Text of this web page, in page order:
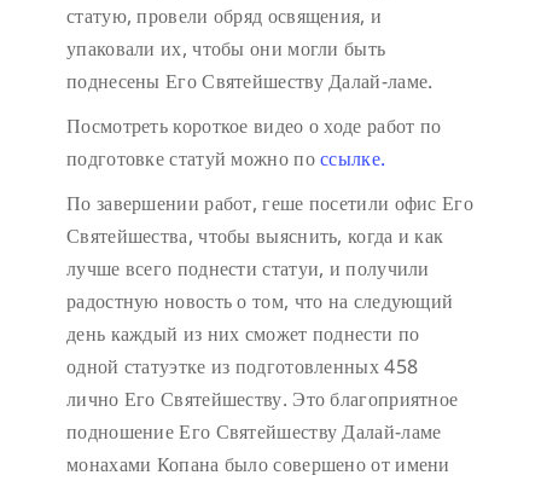
статую, провели обряд освящения, и
упаковали их, чтобы они могли быть
поднесены Его Святейшеству Далай-ламе.
Посмотреть короткое видео о ходе работ по
подготовке статуй можно поссылке.
По завершении работ, геше посетили офис Его
Святейшества, чтобы выяснить, когда и как
лучше всего поднести статуи, и получили
радостную новость о том, что на следующий
день каждый из них сможет поднести по
одной статуэтке из подготовленных 458
лично Его Святейшеству. Это благоприятное
подношение Его Святейшеству Далай-ламе
монахами Копана было совершено от имени